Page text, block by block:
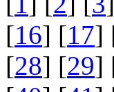
[16] [17]
[28] [29]